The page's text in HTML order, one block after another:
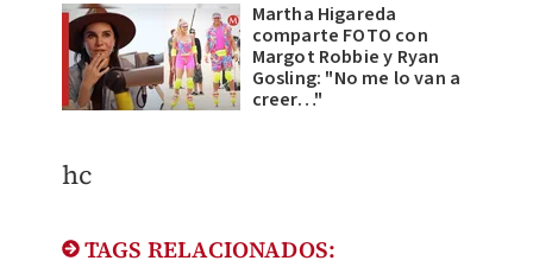
Martha Higareda
comparte FOTO con
Margot Robbie y Ryan
Gosling: "No me lo van a
creer…"
hc
TAGS RELACIONADOS: